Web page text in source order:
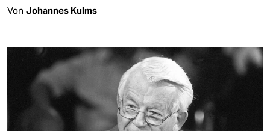
Von Johannes Kulms